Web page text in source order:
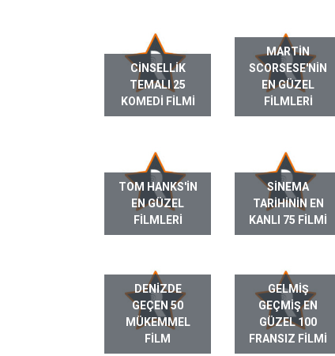
CINSELLIK
TEMALI 25
KOMEDI FILMI
MARTIN
SCORSESE'NIN
EN GÜZEL
FILMLERI
TOM HANKS'IN
EN GÜZEL
FILMLERI
SINEMA
TARIHININ EN
KANLI 75 FILMI
DENIZDE
GEÇEN 50
MÜKEMMEL
FILM
GELMIŞ
GEÇMIŞ EN
GÜZEL 100
FRANSIZ FILMI